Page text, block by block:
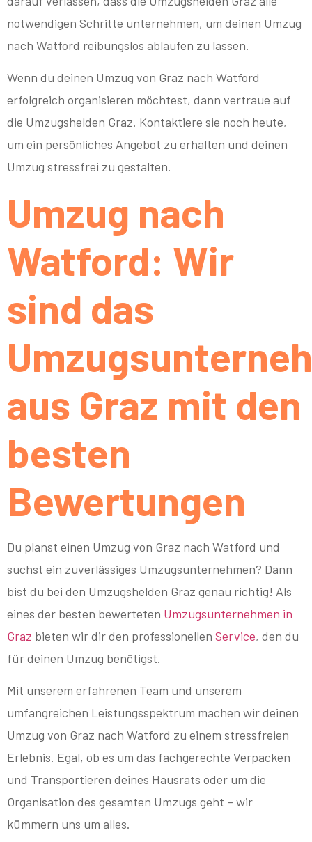
notwendigen Schritte unternehmen, um deinen Umzug
nach Watford reibungslos ablaufen zu lassen.
Wenn du deinen Umzug von Graz nach Watford
erfolgreich organisieren möchtest, dann vertraue auf
die Umzugshelden Graz. Kontaktiere sie noch heute,
um ein persönliches Angebot zu erhalten und deinen
Umzug stressfrei zu gestalten.
Umzug nach
Watford: Wir
sind das
aus Graz mit den
besten
Bewertungen
Du planst einen Umzug von Graz nach Watford und
suchst ein zuverlässiges Umzugsunternehmen? Dann
bist du bei den Umzugshelden Graz genau richtig! Als
eines der besten bewerteten Umzugsunternehmen in
Graz bieten wir dir den professionellen Service, den du
für deinen Umzug benötigst.
Mit unserem erfahrenen Team und unserem
umfangreichen Leistungsspektrum machen wir deinen
Umzug von Graz nach Watford zu einem stressfreien
Erlebnis. Egal, ob es um das fachgerechte Verpacken
und Transportieren deines Hausrats oder um die
Organisation des gesamten Umzugs geht – wir
kümmern uns um alles.